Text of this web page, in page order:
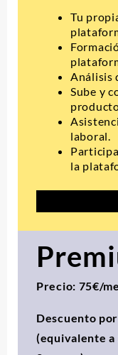
Tu
Análisis
Sube y
laboral.
la
Precio: 75€/
Descuento
(equivalente a